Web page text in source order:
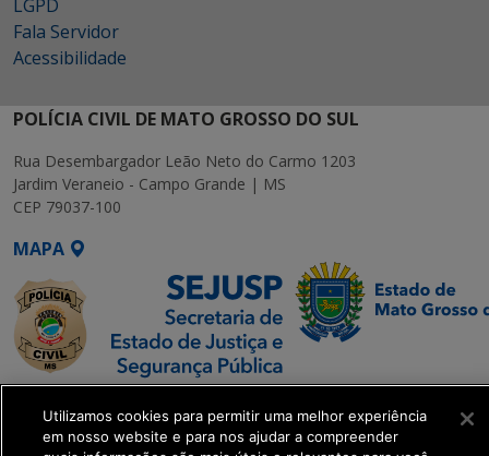
LGPD
Fala Servidor
Acessibilidade
POLÍCIA CIVIL DE MATO GROSSO DO SUL
Rua Desembargador Leão Neto do Carmo 1203
Jardim Veraneio - Campo Grande | MS
CEP 79037-100
MAPA
SETDIG | Secretaria-
Executiva de
Utilizamos cookies para permitir uma melhor experiência
em nosso website e para nos ajudar a compreender